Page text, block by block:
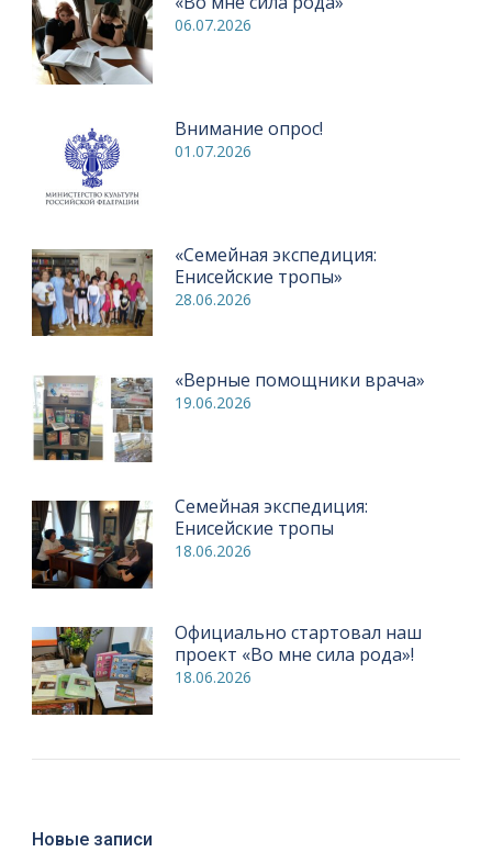
06.07.2026
Внимание опрос!
01.07.2026
«Семейная экспедиция:
Енисейские тропы»
28.06.2026
«Верные помощники врача»
19.06.2026
Семейная экспедиция:
Енисейские тропы
18.06.2026
Официально стартовал наш
проект «Во мне сила рода»!
18.06.2026
Новые записи